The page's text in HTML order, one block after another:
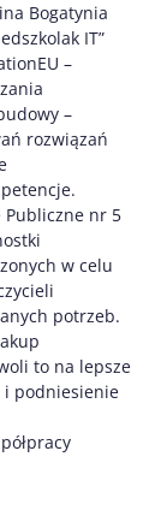
Bogatynia
IT”
–
–
rozwiązań
Publiczne nr 5
w celu
potrzeb.
to na lepsze
i podniesienie